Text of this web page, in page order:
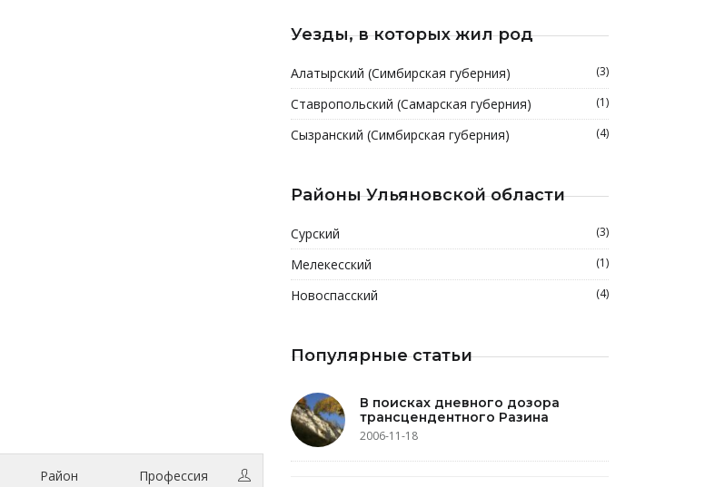
Район Профессия
Уезды, в которых жил род
Алатырский (Симбирская губерния) (3)
Ставропольский (Самарская губерния) (1)
Сызранский (Симбирская губерния) (4)
Районы Ульяновской области
Сурский (3)
Мелекесский (1)
Новоспасский (4)
Популярные статьи
В поисках дневного дозора
трансцендентного Разина
2006-11-18